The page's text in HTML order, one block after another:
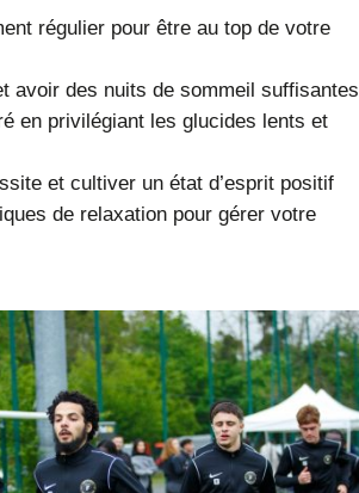
régulier pour être au top de votre
avoir des nuits de sommeil suffisantes
en privilégiant les glucides lents et
et cultiver un état d’esprit positif
de relaxation pour gérer votre